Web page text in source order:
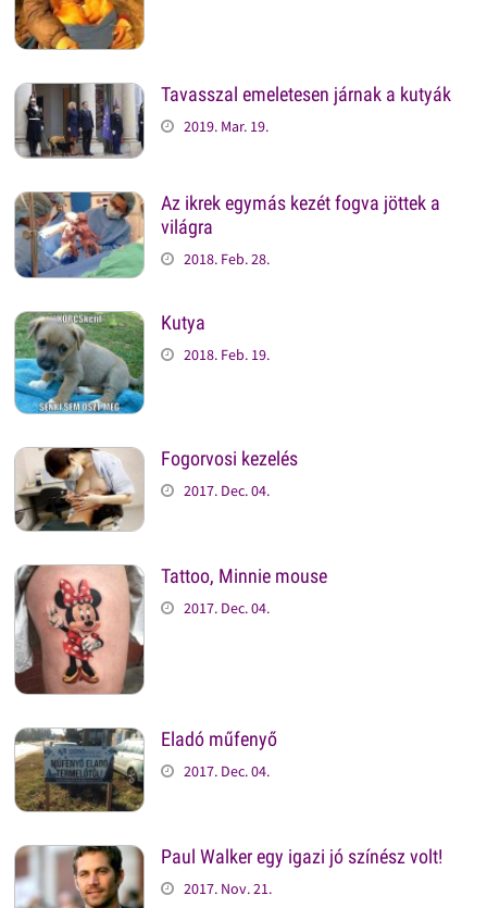
Tavasszal emeletesen járnak a kutyák
2019. Mar. 19.
Az ikrek egymás kezét fogva jöttek a
világra
2018. Feb. 28.
Kutya
2018. Feb. 19.
Fogorvosi kezelés
2017. Dec. 04.
Tattoo, Minnie mouse
2017. Dec. 04.
Eladó műfenyő
2017. Dec. 04.
Paul Walker egy igazi jó színész volt!
2017. Nov. 21.